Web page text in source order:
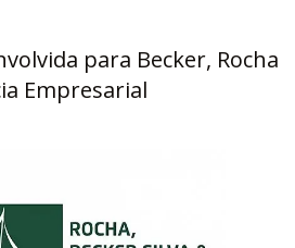
para Becker, Rocha
Empresarial